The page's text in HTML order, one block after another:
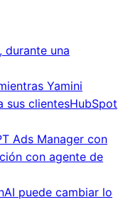
Yamini
sus clientesHubSpot
puede cambiar lo